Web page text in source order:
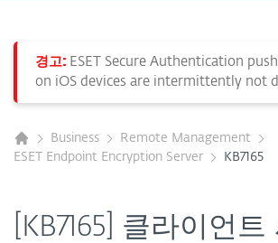
경고: ESET Secure Authentication
on iOS devices are intermittently not
Business
Remote Management
ESET Endpoint Encryption Server
KB7165
[KB7165] 클라이언